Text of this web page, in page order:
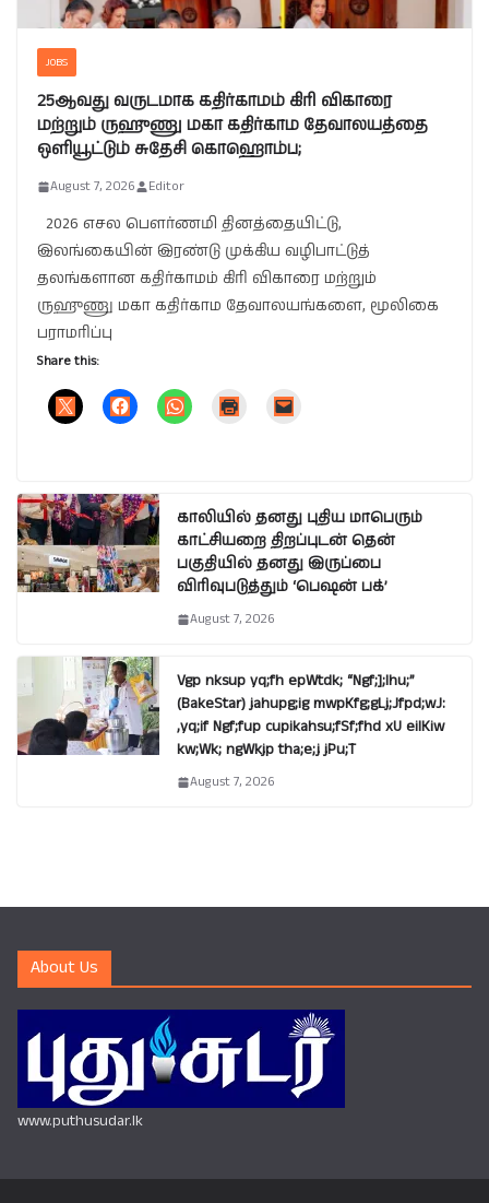
JOBS
25ஆவது வருடமாக கதிர்காமம் கிரி விகாரை
மற்றும் ருஹுணு மகா கதிர்காம தேவாலயத்தை
ஒளியூட்டும் சுதேசி கொஹொம்ப;
August 7, 2026 Editor
2026 எசல பௌர்ணமி தினத்தையிட்டு,
இலங்கையின் இரண்டு முக்கிய வழிபாட்டுத்
தலங்களான கதிர்காமம் கிரி விகாரை மற்றும்
ருஹுணு மகா கதிர்காம தேவாலயங்களை, மூலிகை
பராமரிப்பு
Share this:
காலியில் தனது புதிய மாபெரும்
காட்சியறை திறப்புடன் தென்
பகுதியில் தனது இருப்பை
விரிவுபடுத்தும் ‘பெஷன் பக்’
August 7, 2026
Vgp nksup yq;fh epWtdk; “Ngf;];lhu;”
(BakeStar) jahupg;ig mwpKfg;gLj;Jfpd;wJ:
,yq;if Ngf;fup cupikahsu;fSf;fhd xU eilKiw
kw;Wk; ngWkjp tha;e;j jPu;T
August 7, 2026
About Us
www.puthusudar.lk